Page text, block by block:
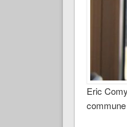
Eric